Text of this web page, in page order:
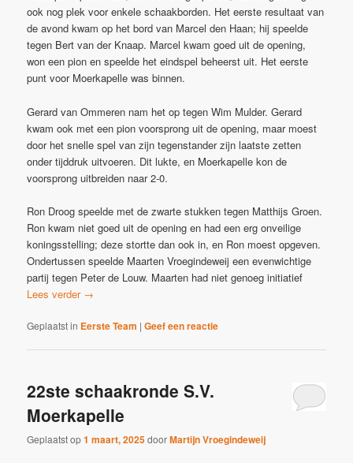
ook nog plek voor enkele schaakborden. Het eerste resultaat van
de avond kwam op het bord van Marcel den Haan; hij speelde
tegen Bert van der Knaap. Marcel kwam goed uit de opening,
won een pion en speelde het eindspel beheerst uit. Het eerste
punt voor Moerkapelle was binnen.
Gerard van Ommeren nam het op tegen Wim Mulder. Gerard
kwam ook met een pion voorsprong uit de opening, maar moest
door het snelle spel van zijn tegenstander zijn laatste zetten
onder tijddruk uitvoeren. Dit lukte, en Moerkapelle kon de
voorsprong uitbreiden naar 2-0.
Ron Droog speelde met de zwarte stukken tegen Matthijs Groen.
Ron kwam niet goed uit de opening en had een erg onveilige
koningsstelling; deze stortte dan ook in, en Ron moest opgeven.
Ondertussen speelde Maarten Vroegindeweij een evenwichtige
partij tegen Peter de Louw. Maarten had niet genoeg initiatief
Lees verder →
Geplaatst in Eerste Team |Geef een reactie
22ste schaakronde S.V.
Moerkapelle
Geplaatst op1 maart, 2025doorMartijn Vroegindeweij